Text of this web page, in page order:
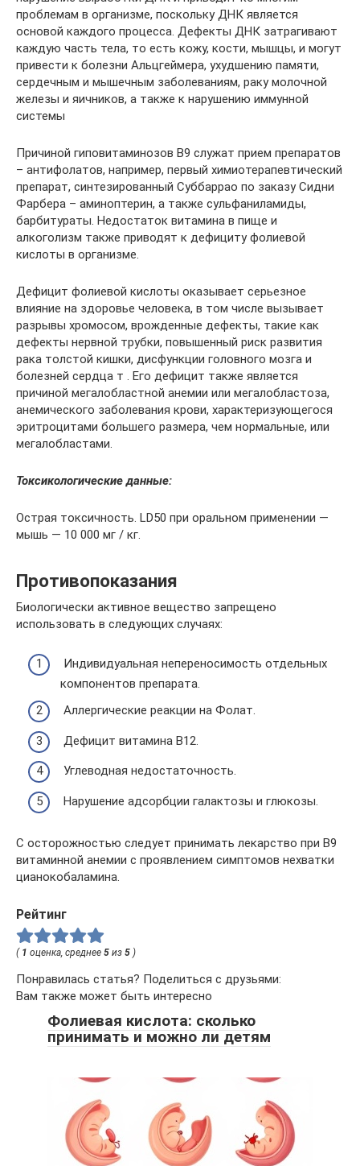
проблемам в организме, поскольку ДНК является
основой каждого процесса. Дефекты ДНК затрагивают
каждую часть тела, то есть кожу, кости, мышцы, и могут
привести к болезни Альцгеймера, ухудшению памяти,
сердечным и мышечным заболеваниям, раку молочной
железы и яичников, а также к нарушению иммунной
системы
Причиной гиповитаминозов В9 служат прием препаратов
– антифолатов, например, первый химиотерапевтический
препарат, синтезированный Суббаррао по заказу Сидни
Фарбера – аминоптерин, а также сульфаниламиды,
барбитураты. Недостаток витамина в пище и
алкоголизм также приводят к дефициту фолиевой
кислоты в организме.
Дефицит фолиевой кислоты оказывает серьезное
влияние на здоровье человека, в том числе вызывает
разрывы хромосом, врожденные дефекты, такие как
дефекты нервной трубки, повышенный риск развития
рака толстой кишки, дисфункции головного мозга и
болезней сердца т . Его дефицит также является
причиной мегалобластной анемии или мегалобластоза,
анемического заболевания крови, характеризующегося
эритроцитами большего размера, чем нормальные, или
мегалобластами.
Токсикологические данные:
Острая токсичность. LD50 при оральном применении —
мышь — 10 000 мг / кг.
Противопоказания
Биологически активное вещество запрещено
использовать в следующих случаях:
Индивидуальная непереносимость отдельных
компонентов препарата.
Аллергические реакции на Фолат.
Дефицит витамина В12.
Углеводная недостаточность.
Нарушение адсорбции галактозы и глюкозы.
С осторожностью следует принимать лекарство при В9
витаминной анемии с проявлением симптомов нехватки
цианокобаламина.
Рейтинг
( 1 оценка, среднее 5 из 5 )
Понравилась статья? Поделиться с друзьями:
Вам также может быть интересно
Фолиевая кислота: сколько
принимать и можно ли детям